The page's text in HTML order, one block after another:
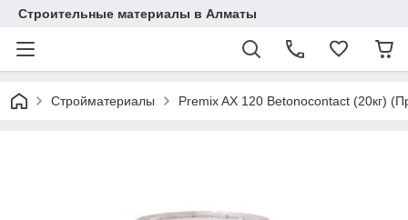
Строительные материалы в Алматы
Стройматериалы Premix AX 120 Betonocontact (20кг)